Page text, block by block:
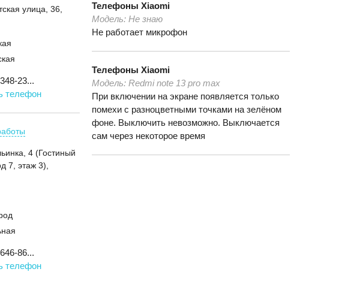
улица, 36
23...
телефон
4 (Гостиный
7, этаж 3)
86...
телефон
Телефоны Xiaomi
Модель: Не знаю
Не работает микрофон
Телефоны Xiaomi
Модель: Redmi note 13 pro max
При включении на экране появляется только
помехи с разноцветными точками на зелёном
фоне. Выключить невозможно. Выключается
сам через некоторое время